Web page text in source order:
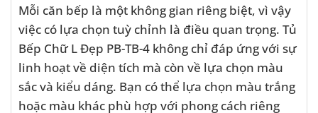
Mỗi căn bếp là một không gian riêng biệt, vì vậy
việc có lựa chọn tuỳ chỉnh là điều quan trọng. Tủ
Bếp Chữ L Đẹp PB-TB-4 không chỉ đáp ứng với sự
linh hoạt về diện tích mà còn về lựa chọn màu
sắc và kiểu dáng. Bạn có thể lựa chọn màu trắng
hoặc màu khác phù hợp với phong cách riêng